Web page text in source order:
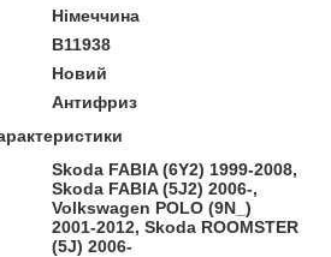
Німеччина
B11938
Новий
Антифриз
Skoda FABIA (6Y2) 1999-2008,
Skoda FABIA (5J2) 2006-,
Volkswagen POLO (9N_)
2001-2012, Skoda ROOMSTER
(5J) 2006-